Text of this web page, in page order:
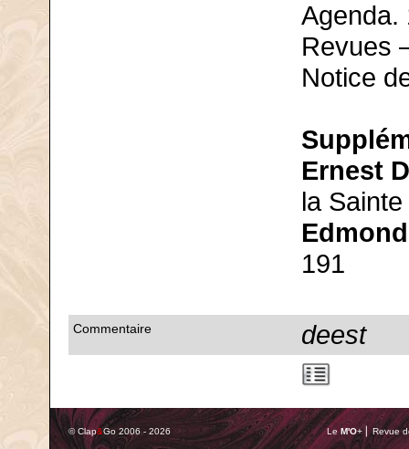
Agenda.
Revues
Notice
Ernest
la
191
Commentaire deest
© Clap&Go 2006 - 2026 Le M'O+ ⎢ Revue